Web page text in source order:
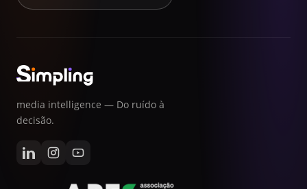
media intelligence — Do ruído à
decisão.